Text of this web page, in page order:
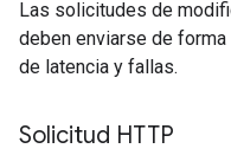
Las solicitudes de
deben enviarse de
de latencia y fallas.
Solicitud HTTP